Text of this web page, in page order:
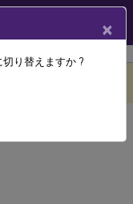
クスペリエ
×
り替えますか ?